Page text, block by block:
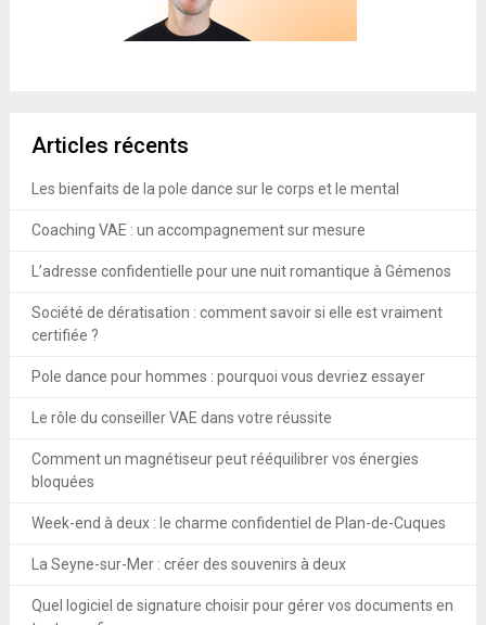
Articles récents
Les bienfaits de la pole dance sur le corps et le mental
Coaching VAE : un accompagnement sur mesure
L’adresse confidentielle pour une nuit romantique à Gémenos
Société de dératisation : comment savoir si elle est vraiment
certifiée ?
Pole dance pour hommes : pourquoi vous devriez essayer
Le rôle du conseiller VAE dans votre réussite
Comment un magnétiseur peut rééquilibrer vos énergies
bloquées
Week-end à deux : le charme confidentiel de Plan-de-Cuques
La Seyne-sur-Mer : créer des souvenirs à deux
Quel logiciel de signature choisir pour gérer vos documents en